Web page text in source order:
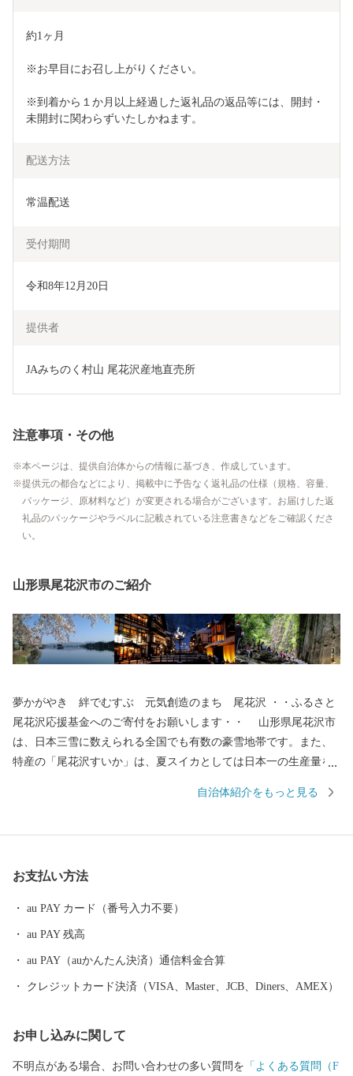
約1ヶ月
※お早目にお召し上がりください。
※到着から１か月以上経過した返礼品の返品等には、開封・
未開封に関わらずいたしかねます。
配送方法
常温配送
受付期間
令和8年12月20日
提供者
JAみちのく村山 尾花沢産地直売所
注意事項・その他
本ページは、提供自治体からの情報に基づき、作成しています。
提供元の都合などにより、掲載中に予告なく返礼品の仕様（規格、容量、
パッケージ、原材料など）が変更される場合がございます。お届けした返
礼品のパッケージやラベルに記載されている注意書きなどをご確認くださ
い。
山形県尾花沢市のご紹介
夢かがやき 絆でむすぶ 元気創造のまち 尾花沢 ・・ふるさと
尾花沢応援基金へのご寄付をお願いします・・ 山形県尾花沢市
は、日本三雪に数えられる全国でも有数の豪雪地帯です。また、
特産の「尾花沢すいか」は、夏スイカとしては日本一の生産量を
された徳良湖は、日本を代表する民謡「花笠音頭」の発祥地とな
然の中で暮らす市民の笑顔をいつまでも育むために、このたび
り、その財源をもとに、本市が将来像として掲げる「夢かがや
き 絆でむすぶ 元気創造のまち 尾花沢」を実現してまいりま
す。また、本市の返礼品を通じて全国の皆様に喜んでいただくと
自治体紹介をもっと見る
お支払い方法
au PAY カード（番号入力不要）
au PAY 残高
au PAY（auかんたん決済）通信料金合算
クレジットカード決済（VISA、Master、JCB、Diners、AMEX）
お申し込みに関して
不明点がある場合、お問い合わせの多い質問を 「よくある質問（F